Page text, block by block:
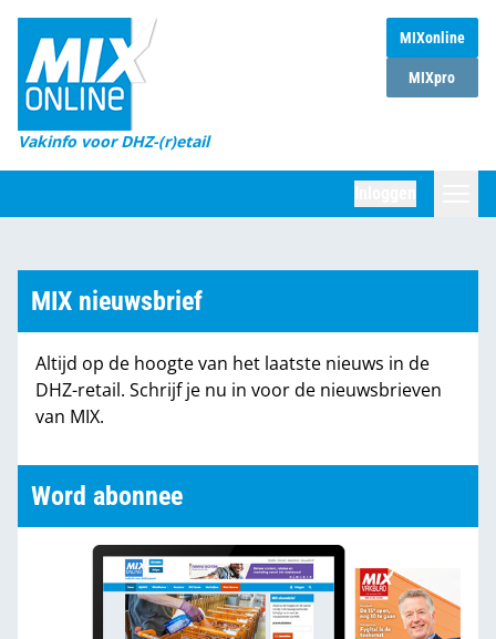
MIXonline
MIXpro
Vakinfo voor DHZ-(r)etail
Home
Magazines
DHZ Sessie
Marktcijfers
Partners
MIX nieuwsbrief
Altijd op de hoogte van het laatste nieuws in de
DHZ-retail. Schrijf je nu in voor de nieuwsbrieven
van MIX.
Word abonnee